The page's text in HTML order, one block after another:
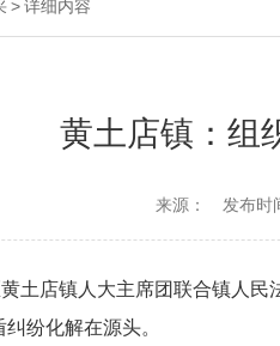
>详细内容
黄土店镇：组
来源： 发布时
黄土店镇人大主席团联合镇人民
纠纷化解在源头。